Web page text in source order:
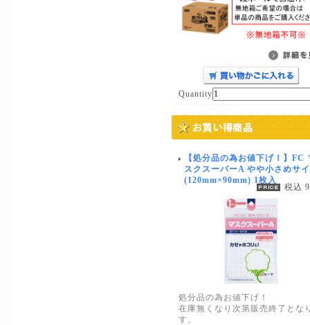
Quantity
【処分品の為お値下げ！】FC
スクスーパーA やや小さめサ
(120mm×90mm) 1枚入
税込
処分品の為お値下げ！
在庫無くなり次第販売終了とな
す。